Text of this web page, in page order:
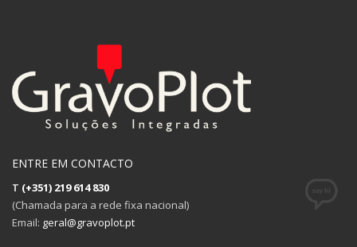
ENTRE EM CONTACTO
T (+351) 219 614 830
(Chamada para a rede fixa nacional)
Email: geral@gravoplot.pt